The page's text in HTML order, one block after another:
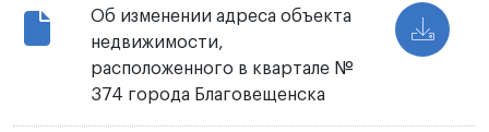
Об изменении адреса объекта
недвижимости,
расположенного в квартале №
374 города Благовещенска